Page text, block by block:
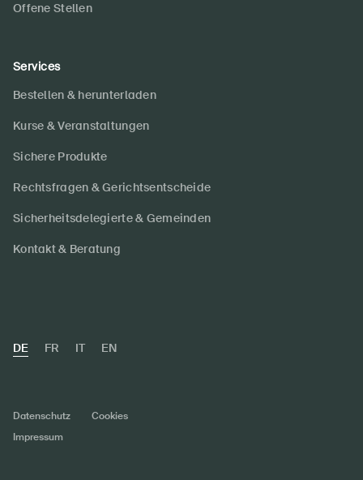
Offene Stellen
Services
Bestellen & herunterladen
Kurse & Veranstaltungen
Sichere Produkte
Rechtsfragen & Gerichtsentscheide
Sicherheitsdelegierte & Gemeinden
Kontakt & Beratung
DE FR IT EN
Datenschutz
Cookies
Impressum